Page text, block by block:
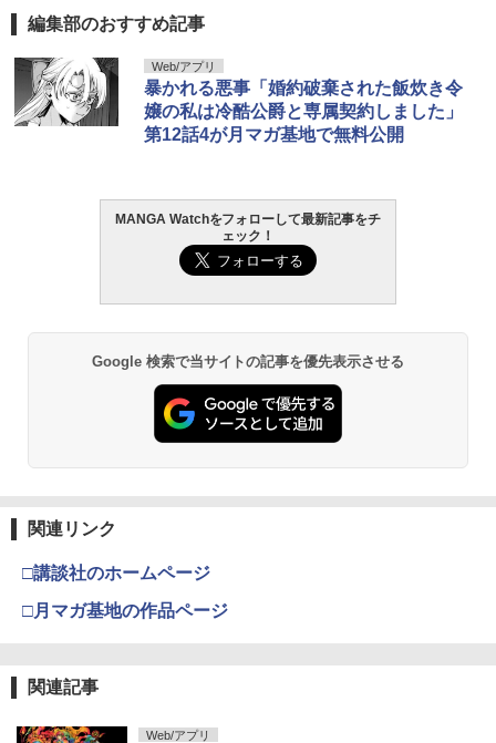
編集部のおすすめ記事
Web/アプリ
暴かれる悪事「婚約破棄された飯炊き令
嬢の私は冷酷公爵と専属契約しました」
第12話4が月マガ基地で無料公開
MANGA Watchをフォローして最新記事をチ
ェック！
Google 検索で当サイトの記事を優先表示させる
関連リンク
□講談社のホームページ
□月マガ基地の作品ページ
関連記事
Web/アプリ